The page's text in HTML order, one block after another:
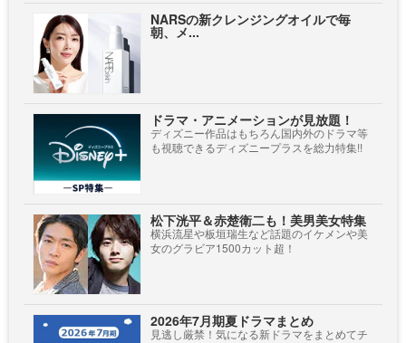
NARSの新クレンジングオイルで毎
朝、メ...
ドラマ・アニメーションが見放題！
ディズニー作品はもちろん国内外のドラマ等
も視聴できるディズニープラスを総力特集!!
松下洸平＆赤楚衛二も！美男美女特集
横浜流星や板垣瑞生など話題のイケメンや美
女のグラビア1500カット超！
2026年7月期夏ドラマまとめ
見逃し厳禁！気になる新ドラマをまとめてチ